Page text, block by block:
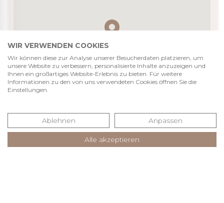
WIR VERWENDEN COOKIES
Wir können diese zur Analyse unserer Besucherdaten platzieren, um
unsere Website zu verbessern, personalisierte Inhalte anzuzeigen und
Ihnen ein großartiges Website-Erlebnis zu bieten. Für weitere
Informationen zu den von uns verwendeten Cookies öffnen Sie die
Einstellungen.
Ablehnen Anpassen
Alle akzeptieren